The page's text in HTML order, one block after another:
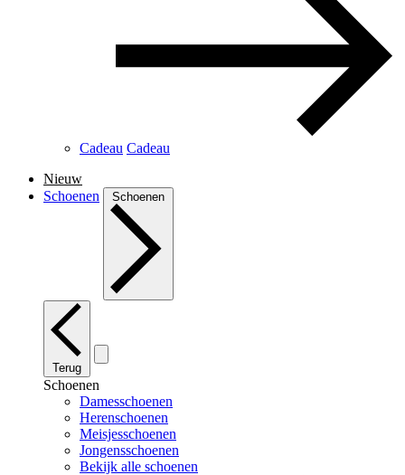
Cadeau Cadeau
Nieuw
Schoenen
Schoenen
Terug
Schoenen
Damesschoenen
Herenschoenen
Meisjesschoenen
Jongensschoenen
Bekijk alle schoenen